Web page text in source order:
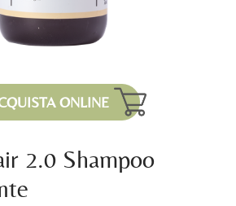
ONLINE
2.0 Shampoo